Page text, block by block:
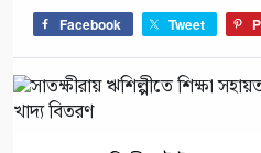
Facebook Tweet